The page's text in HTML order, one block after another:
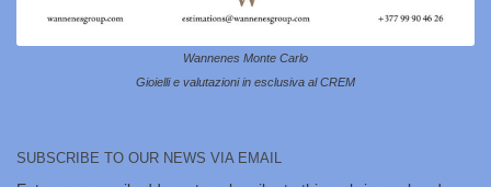
Wannenes Monte Carlo
Gioielli e valutazioni in esclusiva al CREM
SUBSCRIBE TO OUR NEWS VIA EMAIL